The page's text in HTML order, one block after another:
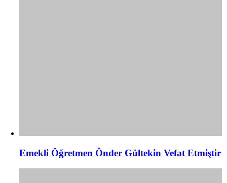
Emekli Öğretmen Ônder Gültekin Vefat Etmiştir